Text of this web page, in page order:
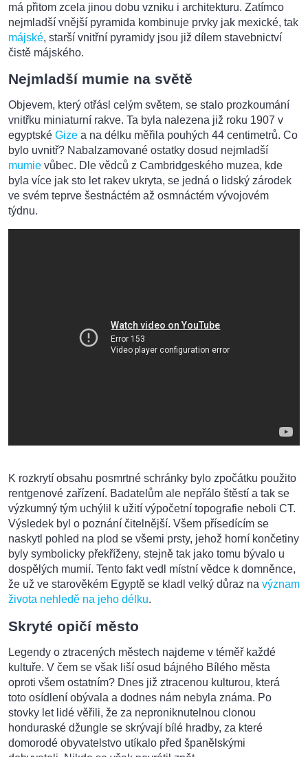
má přitom zcela jinou dobu vzniku i architekturu. Zatímco
nejmladší vnější pyramida kombinuje prvky jak mexické, tak
májské, starší vnitřní pyramidy jsou již dílem stavebnictví
čistě májského.
Nejmladší mumie na světě
Objevem, který otřásl celým světem, se stalo prozkoumání
vnitřku miniaturní rakve. Ta byla nalezena již roku 1907 v
egyptské Gize a na délku měřila pouhých 44 centimetrů. Co
bylo uvnitř? Nabalzamované ostatky dosud nejmladší
mumie vůbec. Dle vědců z Cambridgeského muzea, kde
byla více jak sto let rakev ukryta, se jedná o lidský zárodek
ve svém teprve šestnáctém až osmnáctém vývojovém
týdnu.
K rozkrytí obsahu posmrtné schránky bylo zpočátku použito
rentgenové zařízení. Badatelům ale nepřálo štěstí a tak se
výzkumný tým uchýlil k užití výpočetní topografie neboli CT.
Výsledek byl o poznání čitelnější. Všem přísedícím se
naskytl pohled na plod se všemi prsty, jehož horní končetiny
byly symbolicky překříženy, stejně tak jako tomu bývalo u
dospělých mumií. Tento fakt vedl místní vědce k domněnce,
že už ve starověkém Egyptě se kladl velký důraz na význam
života nehledě na jeho délku.
Skryté opičí město
Legendy o ztracených městech najdeme v téměř každé
kultuře. V čem se však liší osud bájného Bílého města
oproti všem ostatním? Dnes již ztracenou kulturou, která
toto osídlení obývala a dodnes nám nebyla známa. Po
stovky let lidé věřili, že za neproniknutelnou clonou
honduraské džungle se skrývají bílé hradby, za které
domorodé obyvatelstvo utíkalo před španělskými